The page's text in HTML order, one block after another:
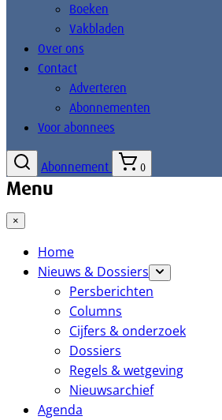
Boeken
Vakbladen
Over ons
Contact
Adverteren
Abonnementen
Voor abonnees
Abonnement 0
Menu
×
Home
Nieuws & Dossiers
Persberichten
Columns
Cijfers & onderzoek
Dossiers
Regels & wetgeving
Nieuwsarchief
Agenda